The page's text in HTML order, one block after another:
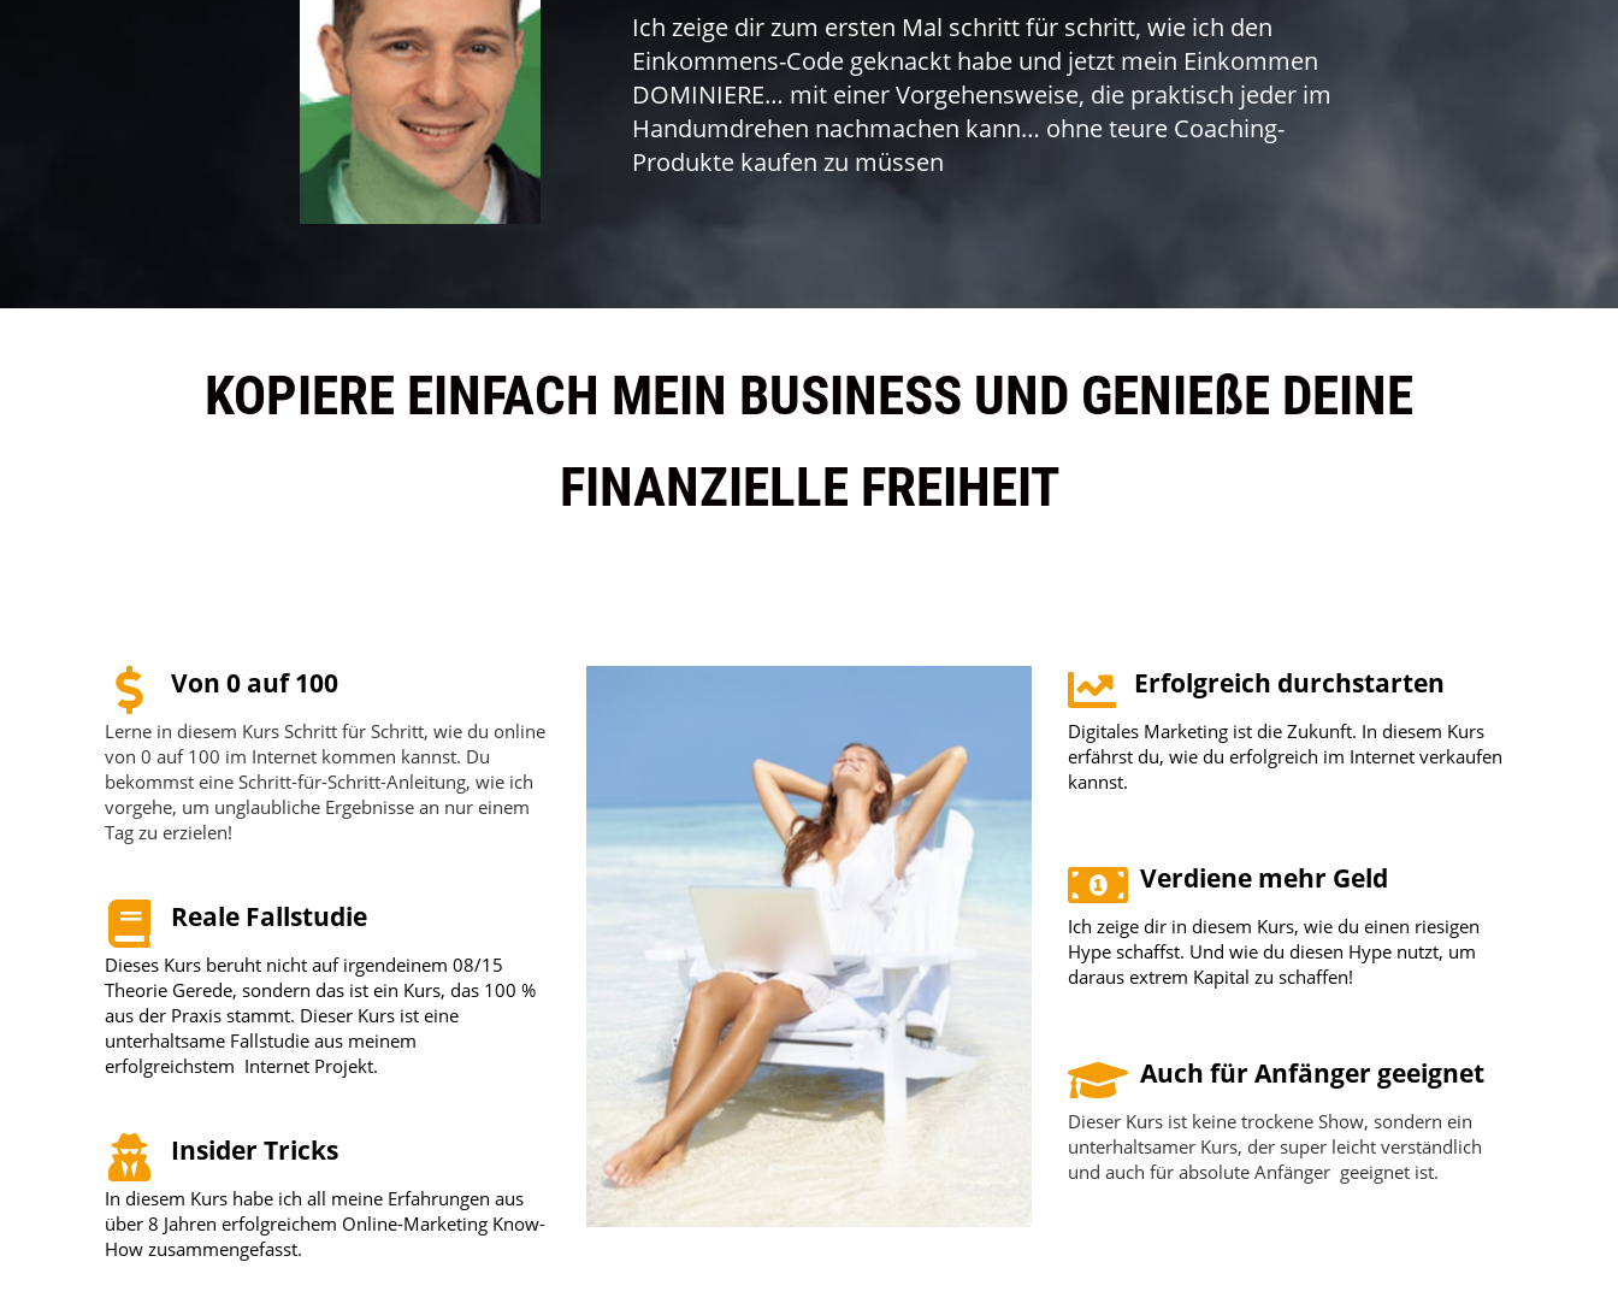
Ich zeige dir zum ersten Mal schritt für schritt, wie ich den
Einkommens-Code geknackt habe und jetzt mein Einkommen
DOMINIERE… mit einer Vorgehensweise, die praktisch jeder im
Handumdrehen nachmachen kann… ohne teure Coaching-
Produkte kaufen zu müssen
KOPIERE EINFACH MEIN BUSINESS UND GENIEßE DEINE
FINANZIELLE FREIHEIT
Von 0 auf 100
Lerne in diesem Kurs Schritt für Schritt, wie du online
von 0 auf 100 im Internet kommen kannst. Du
bekommst eine Schritt-für-Schritt-Anleitung, wie ich
vorgehe, um unglaubliche Ergebnisse an nur einem
Tag zu erzielen!
Reale Fallstudie
Dieses Kurs beruht nicht auf irgendeinem 08/15
Theorie Gerede, sondern das ist ein Kurs, das 100 %
aus der Praxis stammt. Dieser Kurs ist eine
unterhaltsame Fallstudie aus meinem
erfolgreichstem Internet Projekt.
Insider Tricks
In diesem Kurs habe ich all meine Erfahrungen aus
über 8 Jahren erfolgreichem Online-Marketing Know-
How zusammengefasst.
Erfolgreich durchstarten
Digitales Marketing ist die Zukunft. In diesem Kurs
erfährst du, wie du erfolgreich im Internet verkaufen
kannst.
Verdiene mehr Geld
Ich zeige dir in diesem Kurs, wie du einen riesigen
Hype schaffst. Und wie du diesen Hype nutzt, um
daraus extrem Kapital zu schaffen!
Auch für Anfänger geeignet
Dieser Kurs ist keine trockene Show, sondern ein
unterhaltsamer Kurs, der super leicht verständlich
und auch für absolute Anfänger geeignet ist.